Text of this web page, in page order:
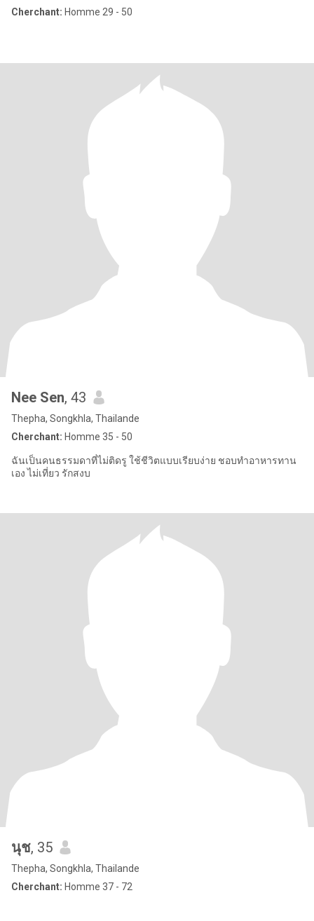
Cherchant: Homme 29 - 50
Nee Sen, 43
Thepha, Songkhla, Thailande
Cherchant: Homme 35 - 50
ฉันเป็นคนธรรมดาที่ไม่ติดรู ใช้ชีวิตแบบเรียบง่าย ชอบทำอาหารทาน
เอง ไม่เที่ยว รักสงบ
นุช, 35
Thepha, Songkhla, Thailande
Cherchant: Homme 37 - 72